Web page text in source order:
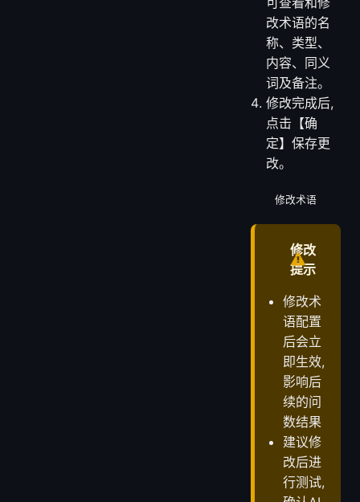
当前术语的
所有配置信
息。
在对话框中
可查看和修
改术语的名
称、类型、
内容、同义
词及备注。
点击【确
改。
修改术语
修改
提示
修改术
语配置
后会立
即生效,